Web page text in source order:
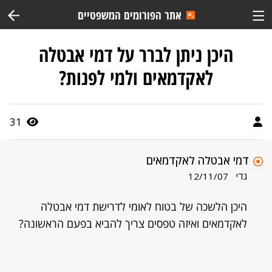
אתר הפורומים המשפטיים
היכן ניתן לברר על דמי אבטלה
לאקדמאים ולמי לפנות?
31
דמי אבטלה לאקדמאים
גדי 12/11/07
היכן הלשכה של בטוח לאומי לדרישת דמי אבטלה
לאקדמאים ואיזה טפסים צריך להביא בפעם הראשונה?